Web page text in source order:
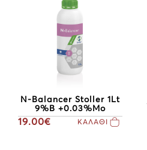
N-Balancer Stoller 1Lt
9%B +0.03%Mo
19.00€ ΚΑΛΑΘΙ